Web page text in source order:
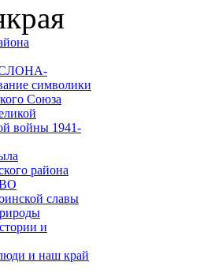
края
символики
Союза
войны 1941-
района
славы
и
и наш край